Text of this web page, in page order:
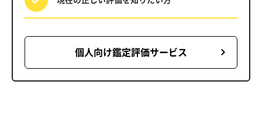
個人向け鑑定評価サービス